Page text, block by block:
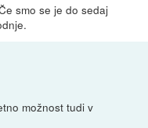
smo se je do sedaj
možnost tudi v